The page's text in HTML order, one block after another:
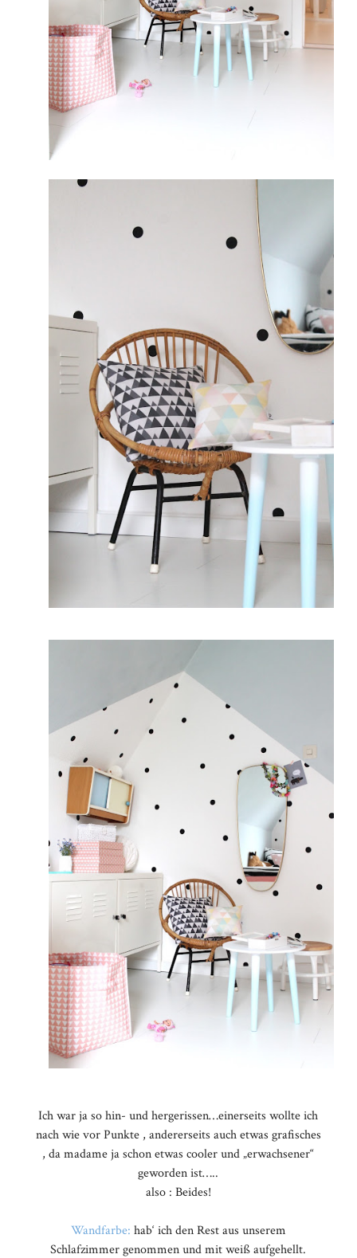
Ich war ja so hin- und hergerissen…einerseits wollte ich
nach wie vor Punkte , andererseits auch etwas grafisches
, da madame ja schon etwas cooler und „erwachsener“
geworden ist…..
also : Beides!
Wandfarbe: hab‘ ich den Rest aus unserem
Schlafzimmer genommen und mit weiß aufgehellt.